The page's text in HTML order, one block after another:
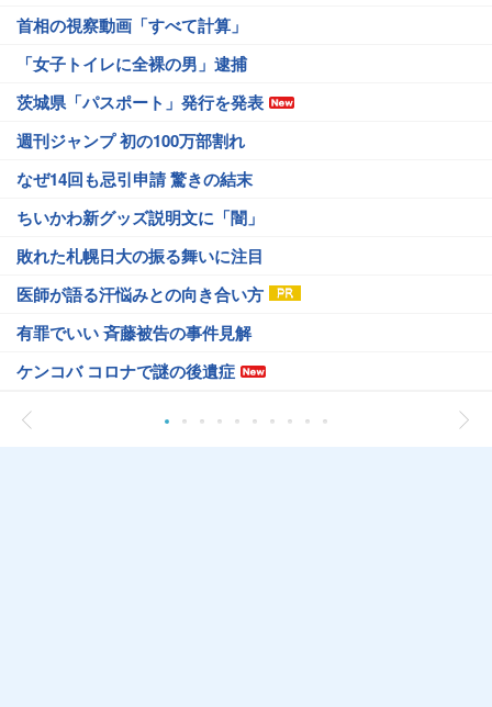
首相の視察動画「すべて計算」
「女子トイレに全裸の男」逮捕
茨城県「パスポート」発行を発表
週刊ジャンプ 初の100万部割れ
なぜ14回も忌引申請 驚きの結末
ちいかわ新グッズ説明文に「闇」
敗れた札幌日大の振る舞いに注目
医師が語る汗悩みとの向き合い方
有罪でいい 斉藤被告の事件見解
ケンコバ コロナで謎の後遺症